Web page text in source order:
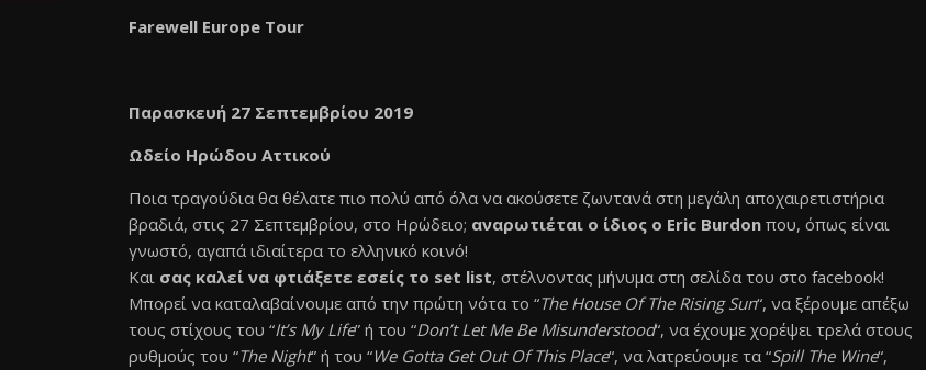
Farewell Europe Tour
Παρασκευή 27 Σεπτεμβρίου 2019
Ωδείο Ηρώδου Αττικού
Ποια τραγούδια θα θέλατε πιο πολύ από όλα να ακούσετε ζωντανά στη μεγάλη αποχαιρετιστήρια
βραδιά, στις 27 Σεπτεμβρίου, στο Ηρώδειο; αναρωτιέται ο ίδιος ο Eric Burdon που, όπως είναι
γνωστό, αγαπά ιδιαίτερα το ελληνικό κοινό!
Και σας καλεί να φτιάξετε εσείς το set list, στέλνοντας μήνυμα στη σελίδα του στο facebook!
Μπορεί να καταλαβαίνουμε από την πρώτη νότα το “The House Of The Rising Sun“, να ξέρουμε απέξω
τους στίχους του “It’s My Life” ή του “Don’t Let Me Be Misunderstood“, να έχουμε χορέψει τρελά στους
ρυθμούς του “The Night” ή του “We Gotta Get Οut Οf This Place“, να λατρεύουμε τα “Spill The Wine“,